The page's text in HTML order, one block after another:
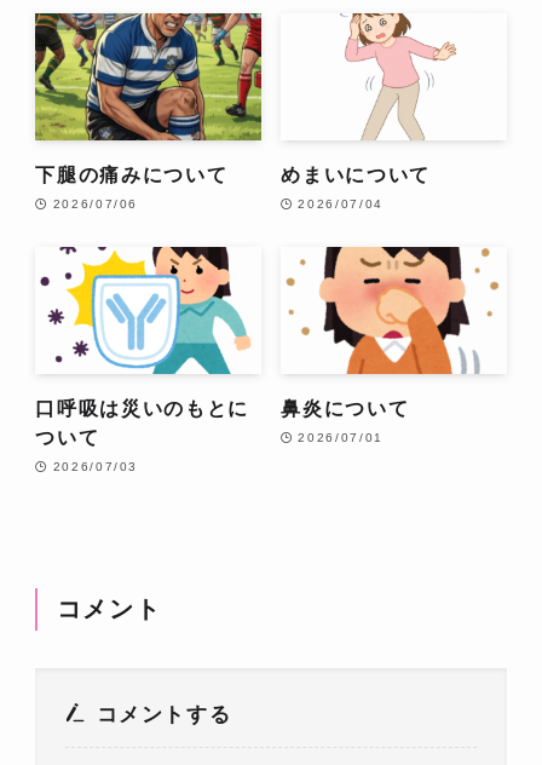
下腿の痛みについて
2026/07/06
めまいについて
2026/07/04
口呼吸は災いのもとに
ついて
2026/07/03
鼻炎について
2026/07/01
コメント
コメントする